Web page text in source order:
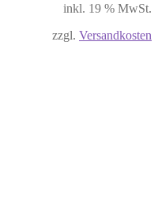
inkl. 19 % MwSt.
zzgl. Versandkosten